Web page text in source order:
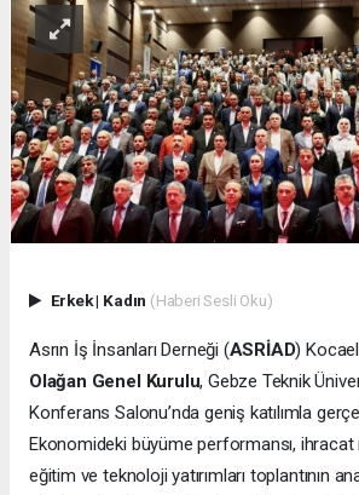
Erkek| Kadın (Haberi Sesli Oku)
Asrın İş İnsanları Derneği (ASRİAD)
Olağan Genel Kurulu, Gebze Teknik
Konferans Salonu’nda geniş katılımla
Ekonomideki büyüme performansı, ihracat
eğitim ve teknoloji yatırımları toplantının ana